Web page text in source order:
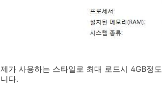
제가 사용하는 스타일로 최대 로드시 4GB정
니다.